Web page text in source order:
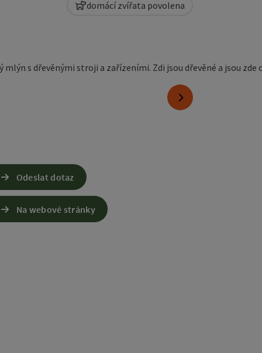
nächstes Element
domácí zvířata povolena
Odeslat dotaz
Na webové stránky